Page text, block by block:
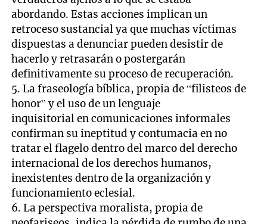
abordando. Estas acciones implican un
retroceso sustancial ya que muchas víctimas
dispuestas a denunciar pueden desistir de
hacerlo y retrasarán o postergarán
definitivamente su proceso de recuperación.
5. La fraseología bíblica, propia de “filisteos de
honor” y el uso de un lenguaje
inquisitorial en comunicaciones informales
confirman su ineptitud y contumacia en no
tratar el flagelo dentro del marco del derecho
internacional de los derechos humanos,
inexistentes dentro de la organización y
funcionamiento eclesial.
6. La perspectiva moralista, propia de